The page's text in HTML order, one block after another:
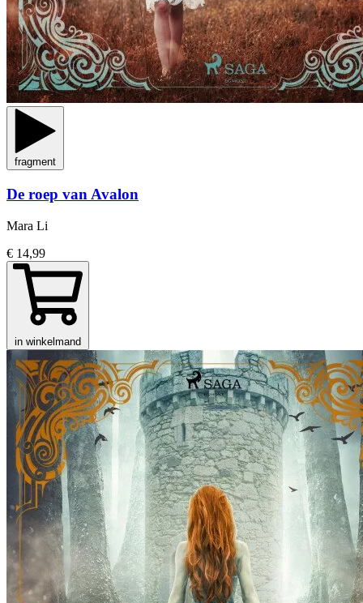
fragment
De roep van Avalon
Mara Li
€ 14,99
in winkelmand